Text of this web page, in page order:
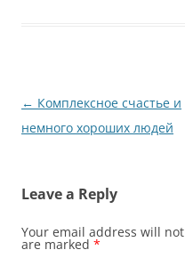
Post
navigation
← Комплексное счастье и
немного хороших людей
Leave a Reply
Your email address will
are marked *